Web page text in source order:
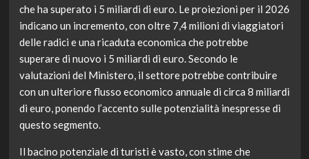
che ha superato i 5 miliardi di euro. Le proiezioni per il 2026
indicano un incremento, con oltre 7,4 milioni di viaggiatori
delle radici e una ricaduta economica che potrebbe
superare di nuovo i 5 miliardi di euro. Secondo le
valutazioni del Ministero, il settore potrebbe contribuire
con un ulteriore flusso economico annuale di circa 8 miliardi
di euro, ponendo l’accento sulle potenzialità inespresse di
questo segmento.
Il bacino potenziale di turisti è vasto, con stime che